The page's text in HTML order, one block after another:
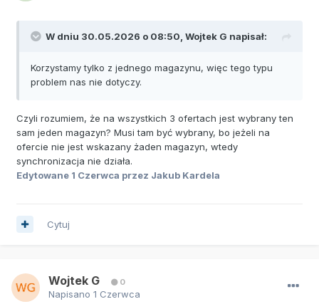
W dniu 30.05.2026 o 08:50, Wojtek G napisał:
Korzystamy tylko z jednego magazynu, więc tego typu
problem nas nie dotyczy.
Czyli rozumiem, że na wszystkich 3 ofertach jest wybrany ten
sam jeden magazyn? Musi tam być wybrany, bo jeżeli na
ofercie nie jest wskazany żaden magazyn, wtedy
synchronizacja nie działa.
Edytowane 1 Czerwca przez Jakub Kardela
Cytuj
Wojtek G 0
Napisano 1 Czerwca